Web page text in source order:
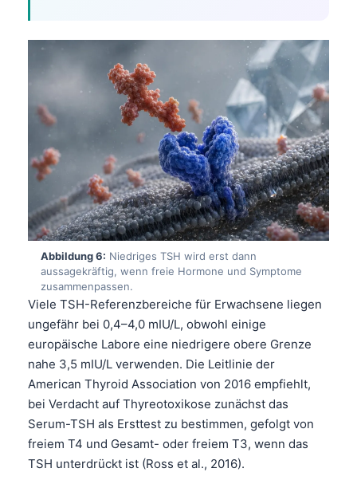
Abbildung 6: Niedriges TSH wird erst dann
aussagekräftig, wenn freie Hormone und Symptome
zusammenpassen.
Viele TSH-Referenzbereiche für Erwachsene liegen
ungefähr bei 0,4–4,0 mIU/L, obwohl einige
europäische Labore eine niedrigere obere Grenze
nahe 3,5 mIU/L verwenden. Die Leitlinie der
American Thyroid Association von 2016 empfiehlt,
bei Verdacht auf Thyreotoxikose zunächst das
Serum-TSH als Ersttest zu bestimmen, gefolgt von
freiem T4 und Gesamt- oder freiem T3, wenn das
TSH unterdrückt ist (Ross et al., 2016).
Bahasa Melayu
Tiếng Việt
Tagalog
ไทย
ဗမာစာ
Kiswahili
አማርኛ
Українська
O‘zbekcha
Català
Қазақ тілі
Slovenčina